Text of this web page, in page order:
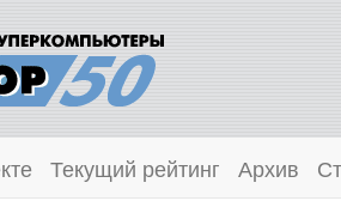
Текущий рейтинг Архив